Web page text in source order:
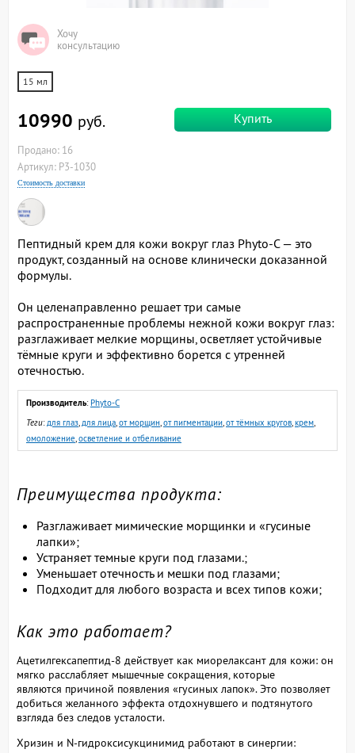
Хочу
консультацию
15 мл
10990 руб. Купить
Продано: 16
Артикул: P3-1030
Стоимость доставки
Пептидный крем для кожи вокруг глаз Phyto-C — это
продукт, созданный на основе клинически доказанной
формулы.
Он целенаправленно решает три самые
распространенные проблемы нежной кожи вокруг глаз:
разглаживает мелкие морщины, осветляет устойчивые
тёмные круги и эффективно борется с утренней
отечностью.
Производитель: Phyto-C
Теги:для глаз,для лица,от морщин,от пигментации,от тёмных кругов,крем,
омоложение,осветление и отбеливание
Преимущества продукта:
Разглаживает мимические морщинки и «гусиные
лапки»;
Устраняет темные круги под глазами.;
Уменьшает отечность и мешки под глазами;
Подходит для любого возраста и всех типов кожи;
Как это работает?
Ацетилгексапептид-8 действует как миорелаксант для кожи: он
мягко расслабляет мышечные сокращения, которые
являются причиной появления «гусиных лапок». Это позволяет
добиться желанного эффекта отдохнувшего и подтянутого
взгляда без следов усталости.
Хризин и N-гидроксисукцинимид работают в синергии: